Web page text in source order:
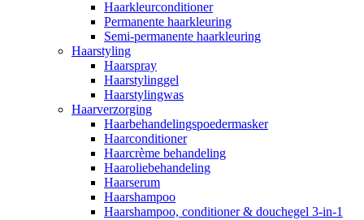
Haarkleurconditioner
Permanente haarkleuring
Semi-permanente haarkleuring
Haarstyling
Haarspray
Haarstylinggel
Haarstylingwas
Haarverzorging
Haarbehandelingspoedermasker
Haarconditioner
Haarcrème behandeling
Haaroliebehandeling
Haarserum
Haarshampoo
Haarshampoo, conditioner & douchegel 3-in-1